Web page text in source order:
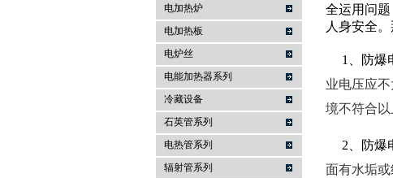
南京亚锋电热科技有限公司
电加热炉
电加热板
电炉丝
电能加热器系列
冷藏设备
石英管系列
电热管系列
辐射管系列
全运用问
人身安全
1、 防爆
业电压应
境不符合以
2、 防爆
面有水垢